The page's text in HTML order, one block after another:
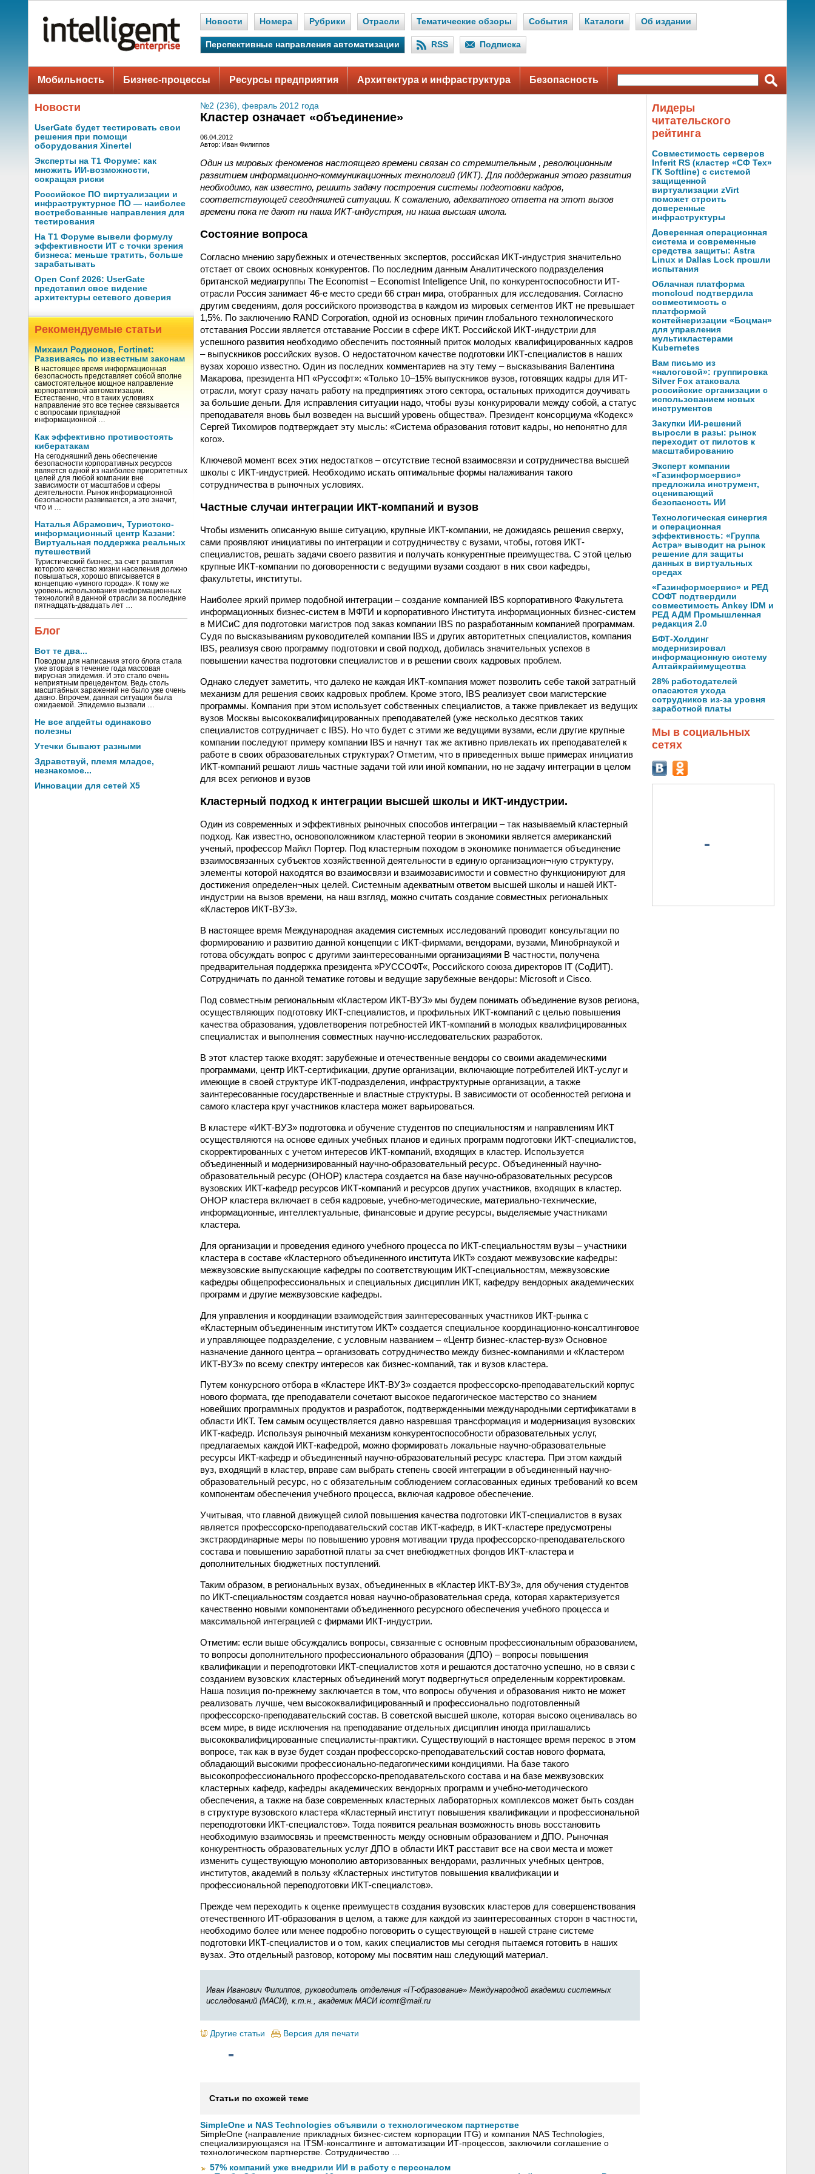
Новости Номера Рубрики Отрасли Тематические обзоры События Каталоги Об издании
Перспективные направления автоматизации RSS Подписка
Мобильность Бизнес-процессы Ресурсы предприятия Архитектура и инфраструктура Безопасность
Новости
UserGate будет тестировать свои
решения при помощи
оборудования Xinertel
Эксперты на Т1 Форуме: как
множить ИИ-возможности,
сокращая риски
Российское ПО виртуализации и
инфраструктурное ПО — наиболее
востребованные направления для
тестирования
На Т1 Форуме вывели формулу
эффективности ИТ с точки зрения
бизнеса: меньше тратить, больше
зарабатывать
Open Conf 2026: UserGate
представил свое видение
архитектуры сетевого доверия
Рекомендуемые статьи
Михаил Родионов, Fortinet:
Развиваясь по известным законам
В настоящее время информационная
безопасность представляет собой вполне
самостоятельное мощное направление
корпоративной автоматизации.
Естественно, что в таких условиях
направление это все теснее связывается
с вопросами прикладной
информационной …
Как эффективно противостоять
кибератакам
На сегодняшний день обеспечение
безопасности корпоративных ресурсов
является одной из наиболее приоритетных
целей для любой компании вне
зависимости от масштабов и сферы
деятельности. Рынок информационной
безопасности развивается, а это значит,
что и …
Наталья Абрамович, Туристско-
информационный центр Казани:
Виртуальная поддержка реальных
путешествий
Туристический бизнес, за счет развития
которого качество жизни населения должно
повышаться, хорошо вписывается в
концепцию «умного города». К тому же
уровень использования информационных
технологий в данной отрасли за последние
пятнадцать-двадцать лет …
Блог
Вот те два...
Поводом для написания этого блога стала
уже вторая в течение года массовая
вирусная эпидемия. И это стало очень
неприятным прецедентом. Ведь столь
масштабных заражений не было уже очень
давно. Впрочем, данная ситуация была
ожидаемой. Эпидемию вызвали …
Не все апдейты одинаково
полезны
Утечки бывают разными
Здравствуй, племя младое,
незнакомое...
Инновации для сетей X5
№2 (236), февраль 2012 года
Кластер означает «объединение»
06.04.2012
Автор: Иван Филиппов
Один из мировых феноменов настоящего времени связан со стремительным , революционным
развитием информационно-коммуникационных технологий (ИКТ). Для поддержания этого развития
необходимо, как известно, решить задачу построения системы подготовки кадров,
соответствующей сегодняшней ситуации. К сожалению, адекватного ответа на этот вызов
времени пока не дают ни наша ИКТ-индустрия, ни наша высшая школа.
Состояние вопроса
Согласно мнению зарубежных и отечественных экспертов, российская ИКТ-индустрия значительно
отстает от своих основных конкурентов. По последним данным Аналитического подразделения
британской медиагруппы The Economist – Economist Intelligence Unit, по конкурентоспособности ИТ-
отрасли Россия занимает 46-е место среди 66 стран мира, отобранных для исследования. Согласно
другим сведениям, доля российского производства в каждом из мировых сегментов ИКТ не превышает
1,5%. По заключению RAND Corporation, одной из основных причин глобального технологического
отставания России является отставание России в сфере ИКТ. Российской ИКТ-индустрии для
успешного развития необходимо обеспечить постоянный приток молодых квалифицированных кадров
– выпускников российских вузов. О недостаточном качестве подготовки ИКТ-специалистов в наших
вузах хорошо известно. Один из последних комментариев на эту тему – высказывания Валентина
Макарова, президента НП «Руссофт»: «Только 10–15% выпускников вузов, готовящих кадры для ИТ-
отрасли, могут сразу начать работу на предприятиях этого сектора, остальных приходится доучивать
за большие деньги. Для исправления ситуации надо, чтобы вузы конкурировали между собой, а статус
преподавателя вновь был возведен на высший уровень общества». Президент консорциума «Кодекс»
Сергей Тихомиров подтверждает эту мысль: «Система образования готовит кадры, но непонятно для
кого».
Ключевой момент всех этих недостатков – отсутствие тесной взаимосвязи и сотрудничества высшей
школы с ИКТ-индустрией. Необходимо искать оптимальные формы налаживания такого
сотрудничества в рыночных условиях.
Частные случаи интеграции ИКТ-компаний и вузов
Чтобы изменить описанную выше ситуацию, крупные ИКТ-компании, не дожидаясь решения сверху,
сами проявляют инициативы по интеграции и сотрудничеству с вузами, чтобы, готовя ИКТ-
специалистов, решать задачи своего развития и получать конкурентные преимущества. С этой целью
крупные ИКТ-компании по договоренности с ведущими вузами создают в них свои кафедры,
факультеты, институты.
Наиболее яркий пример подобной интеграции – создание компанией IBS корпоративного Факультета
информационных бизнес-систем в МФТИ и корпоративного Института информационных бизнес-систем
в МИСиС для подготовки магистров под заказ компании IBS по разработанным компанией программам.
Судя по высказываниям руководителей компании IBS и других авторитетных специалистов, компания
IBS, реализуя свою программу подготовки и свой подход, добилась значительных успехов в
повышении качества подготовки специалистов и в решении своих кадровых проблем.
Однако следует заметить, что далеко не каждая ИКТ-компания может позволить себе такой затратный
механизм для решения своих кадровых проблем. Кроме этого, IBS реализует свои магистерские
программы. Компания при этом использует собственных специалистов, а также привлекает из ведущих
вузов Москвы высококвалифицированных преподавателей (уже несколько десятков таких
специалистов сотрудничает с IBS). Но что будет с этими же ведущими вузами, если другие крупные
компании последуют примеру компании IBS и начнут так же активно привлекать их преподавателей к
работе в своих образовательных структурах? Отметим, что в приведенных выше примерах инициатив
ИКТ-компаний решают лишь частные задачи той или иной компании, но не задачу интеграции в целом
для всех регионов и вузов
Кластерный подход к интеграции высшей школы и ИКТ-индустрии.
Один из современных и эффективных рыночных способов интеграции – так называемый кластерный
подход. Как известно, основоположником кластерной теории в экономики является американский
ученый, профессор Майкл Портер. Под кластерным походом в экономике понимается объединение
взаимосвязанных субъектов хозяйственной деятельности в единую организацион¬ную структуру,
элементы которой находятся во взаимосвязи и взаимозависимости и совместно функционируют для
достижения определен¬ных целей. Системным адекватным ответом высшей школы и нашей ИКТ-
индустрии на вызов времени, на наш взгляд, можно считать создание совместных региональных
«Кластеров ИКТ-ВУЗ».
В настоящее время Международная академия системных исследований проводит консультации по
формированию и развитию данной концепции с ИКТ-фирмами, вендорами, вузами, Минобрнаукой и
готова обсуждать вопрос с другими заинтересованными организациями В частности, получена
предварительная поддержка президента »РУССОФТ«, Российского союза директоров IT (СоДИТ).
Сотрудничать по данной тематике готовы и ведущие зарубежные вендоры: Microsoft и Cisco.
Под совместным региональным «Кластером ИКТ-ВУЗ» мы будем понимать объединение вузов региона,
осуществляющих подготовку ИКТ-специалистов, и профильных ИКТ-компаний с целью повышения
качества образования, удовлетворения потребностей ИКТ-компаний в молодых квалифицированных
специалистах и выполнения совместных научно-исследовательских разработок.
В этот кластер также входят: зарубежные и отечественные вендоры со своими академическими
программами, центр ИКТ-сертификации, другие организации, включающие потребителей ИКТ-услуг и
имеющие в своей структуре ИКТ-подразделения, инфраструктурные организации, а также
заинтересованные государственные и властные структуры. В зависимости от особенностей региона и
самого кластера круг участников кластера может варьироваться.
В кластере «ИКТ-ВУЗ» подготовка и обучение студентов по специальностям и направлениям ИКТ
осуществляются на основе единых учебных планов и единых программ подготовки ИКТ-специалистов,
скорректированных с учетом интересов ИКТ-компаний, входящих в кластер. Используется
объединенный и модернизированный научно-образовательный ресурс. Объединенный научно-
образовательный ресурс (ОНОР) кластера создается на базе научно-образовательных ресурсов
вузовских ИКТ-кафедр ресурсов ИКТ-компаний и ресурсов других участников, входящих в кластер.
ОНОР кластера включает в себя кадровые, учебно-методические, материально-технические,
информационные, интеллектуальные, финансовые и другие ресурсы, выделяемые участниками
кластера.
Для организации и проведения единого учебного процесса по ИКТ-специальностям вузы – участники
кластера в составе «Кластерного объединенного института ИКТ» создают межвузовские кафедры:
межвузовские выпускающие кафедры по соответствующим ИКТ-специальностям, межвузовские
кафедры общепрофессиональных и специальных дисциплин ИКТ, кафедру вендорных академических
программ и другие межвузовские кафедры.
Для управления и координации взаимодействия заинтересованных участников ИКТ-рынка с
«Кластерным объединенным институтом ИКТ» создается специальное координационно-консалтинговое
и управляющее подразделение, с условным названием – «Центр бизнес-кластер-вуз» Основное
назначение данного центра – организовать сотрудничество между бизнес-компаниями и «Кластером
ИКТ-ВУЗ» по всему спектру интересов как бизнес-компаний, так и вузов кластера.
Путем конкурсного отбора в «Кластере ИКТ-ВУЗ» создается профессорско-преподавательский корпус
нового формата, где преподаватели сочетают высокое педагогическое мастерство со знанием
новейших программных продуктов и разработок, подтвержденными международными сертификатами в
области ИКТ. Тем самым осуществляется давно назревшая трансформация и модернизация вузовских
ИКТ-кафедр. Используя рыночный механизм конкурентоспособности образовательных услуг,
предлагаемых каждой ИКТ-кафедрой, можно формировать локальные научно-образовательные
ресурсы ИКТ-кафедр и объединенный научно-образовательный ресурс кластера. При этом каждый
вуз, входящий в кластер, вправе сам выбрать степень своей интеграции в объединенный научно-
образовательный ресурс, но с обязательным соблюдением согласованных единых требований ко всем
компонентам обеспечения учебного процесса, включая кадровое обеспечение.
Учитывая, что главной движущей силой повышения качества подготовки ИКТ-специалистов в вузах
является профессорско-преподавательский состав ИКТ-кафедр, в ИКТ-кластере предусмотрены
экстраординарные меры по повышению уровня мотивации труда профессорско-преподавательского
состава и повышению заработной платы за счет внебюджетных фондов ИКТ-кластера и
дополнительных бюджетных поступлений.
Таким образом, в региональных вузах, объединенных в «Кластер ИКТ-ВУЗ», для обучения студентов
по ИКТ-специальностям создается новая научно-образовательная среда, которая характеризуется
качественно новыми компонентами объединенного ресурсного обеспечения учебного процесса и
максимальной интеграцией с фирмами ИКТ-индустрии.
Отметим: если выше обсуждались вопросы, связанные с основным профессиональным образованием,
то вопросы дополнительного профессионального образования (ДПО) – вопросы повышения
квалификации и переподготовки ИКТ-специалистов хотя и решаются достаточно успешно, но в связи с
созданием вузовских кластерных объединений могут подвергнуться определенным корректировкам.
Наша позиция по-прежнему заключается в том, что вопросы обучения и образования никто не может
реализовать лучше, чем высококвалифицированный и профессионально подготовленный
профессорско-преподавательский состав. В советской высшей школе, которая высоко оценивалась во
всем мире, в виде исключения на преподавание отдельных дисциплин иногда приглашались
высококвалифицированные специалисты-практики. Существующий в настоящее время перекос в этом
вопросе, так как в вузе будет создан профессорско-преподавательский состав нового формата,
обладающий высокими профессионально-педагогическими кондициями. На базе такого
высокопрофессионального профессорско-преподавательского состава и на базе межвузовских
кластерных кафедр, кафедры академических вендорных программ и учебно-методического
обеспечения, а также на базе современных кластерных лабораторных комплексов может быть создан
в структуре вузовского кластера «Кластерный институт повышения квалификации и профессиональной
переподготовки ИКТ-специалстов». Тогда появится реальная возможность вновь восстановить
необходимую взаимосвязь и преемственность между основным образованием и ДПО. Рыночная
конкурентность образовательных услуг ДПО в области ИКТ расставит все на свои места и может
изменить существующую монополию авторизованных вендорами, различных учебных центров,
институтов, академий в пользу «Кластерных институтов повышения квалификации и
профессиональной переподготовки ИКТ-специалстов».
Прежде чем переходить к оценке преимуществ создания вузовских кластеров для совершенствования
отечественного ИТ-образования в целом, а также для каждой из заинтересованных сторон в частности,
необходимо более или менее подробно поговорить о существующей в нашей стране системе
подготовки ИКТ-специалистов и о том, каких специалистов мы сегодня пытаемся готовить в наших
вузах. Это отдельный разговор, которому мы посвятим наш следующий материал.
Иван Иванович Филиппов, руководитель отделения «IT-образование» Международной академии системных
исследований (МАСИ), к.т.н., академик МАСИ iсomt@mail.ru
Другие статьи Версия для печати
Статьи по схожей теме
SimpleOne и NAS Technologies объявили о технологическом партнерстве
SimpleOne (направление прикладных бизнес-систем корпорации ITG) и компания NAS Technologies,
специализирующаяся на ITSM-консалтинге и автоматизации ИТ-процессов, заключили соглашение о
технологическом партнерстве. Сотрудничество …
57% компаний уже внедрили ИИ в работу с персоналом
Лидеры
читательского
рейтинга
Совместимость серверов
Inferit RS (кластер «СФ Тех»
ГК Softline) с системой
защищенной
виртуализации zVirt
поможет строить
доверенные
инфраструктуры
Доверенная операционная
система и современные
средства защиты: Astra
Linux и Dallas Lock прошли
испытания
Облачная платформа
moncloud подтвердила
совместимость с
платформой
контейнеризации «Боцман»
для управления
мультикластерами
Kubernetes
Вам письмо из
«налоговой»: группировка
Silver Fox атаковала
российские организации с
использованием новых
инструментов
Закупки ИИ-решений
выросли в разы: рынок
переходит от пилотов к
масштабированию
Эксперт компании
«Газинформсервис»
предложила инструмент,
оценивающий
безопасность ИИ
Технологическая синергия
и операционная
эффективность: «Группа
Астра» выводит на рынок
решение для защиты
данных в виртуальных
средах
«Газинформсервис» и РЕД
СОФТ подтвердили
совместимость Ankey IDM и
РЕД АДМ Промышленная
редакция 2.0
БФТ-Холдинг
модернизировал
информационную систему
Алтайкрайимущества
28% работодателей
опасаются ухода
сотрудников из-за уровня
заработной платы
Мы в социальных
сетях